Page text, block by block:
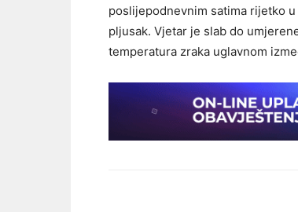
poslijepodnevnim satima rijetko
pljusak. Vjetar je slab do
temperatura zraka uglavnom